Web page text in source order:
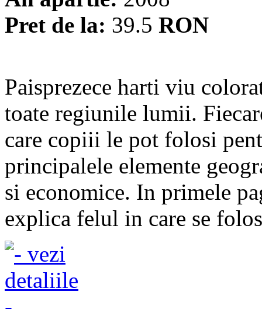
Pret de la: 39.5 RON
Paisprezece harti viu
toate regiunile lumii.
care copiii le pot folosi
principalele elemente
si economice. In primele
explica felul in care se